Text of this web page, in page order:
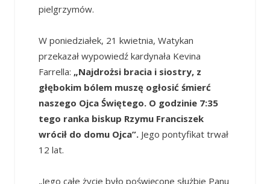
pielgrzymów.
W poniedziałek, 21 kwietnia, Watykan
przekazał wypowiedź kardynała Kevina
Farrella: „Najdrożsi bracia i siostry, z
głębokim bólem muszę ogłosić śmierć
naszego Ojca Świętego. O godzinie 7:35
tego ranka biskup Rzymu Franciszek
wrócił do domu Ojca”. Jego pontyfikat trwał
12 lat.
„Jego całe życie było poświęcone służbie Panu